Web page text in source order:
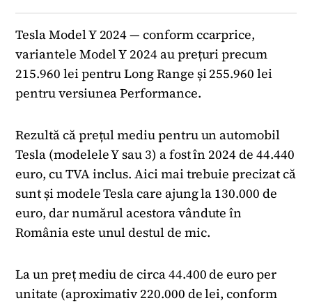
Tesla Model Y 2024 — conform ccarprice,
variantele Model Y 2024 au prețuri precum
215.960 lei pentru Long Range și 255.960 lei
pentru versiunea Performance.
Rezultă că prețul mediu pentru un automobil
Tesla (modelele Y sau 3) a fost în 2024 de 44.440
euro, cu TVA inclus. Aici mai trebuie precizat că
sunt și modele Tesla care ajung la 130.000 de
euro, dar numărul acestora vândute în
România este unul destul de mic.
La un preț mediu de circa 44.400 de euro per
unitate (aproximativ 220.000 de lei, conform